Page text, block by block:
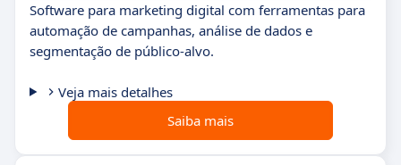
Software para marketing digital com ferramentas para
automação de campanhas, análise de dados e
segmentação de público-alvo.
Veja mais detalhes
Saiba mais